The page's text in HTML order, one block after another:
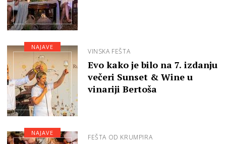
VINSKA FEŠTA
Evo kako je bilo na 7. izdanju
večeri Sunset & Wine u
vinariji Bertoša
NAJAVE
FEŠTA OD KRUMPIRA
NAJAVE